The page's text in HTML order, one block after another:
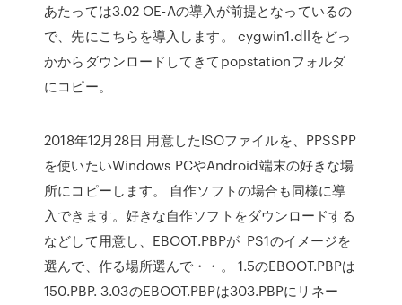
あたっては3.02 OE-Aの導入が前提となっているの
で、先にこちらを導入します。 cygwin1.dllをどっ
かからダウンロードしてきてpopstationフォルダ
にコピー。
2018年12月28日 用意したISOファイルを、PPSSPP
を使いたいWindows PCやAndroid端末の好きな場
所にコピーします。 自作ソフトの場合も同様に導
入できます。好きな自作ソフトをダウンロードする
などして用意し、EBOOT.PBPが PS1のイメージを
選んで、作る場所選んで・・。 1.5のEBOOT.PBPは
150.PBP. 3.03のEBOOT.PBPは303.PBPにリネー